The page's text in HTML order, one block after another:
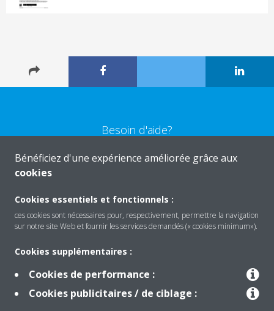
Besoin d'aide?
CONTACTEZ-NOUS
Solutions
Bénéficiez d'une expérience améliorée grâce aux
cookies
Cookies essentiels et fonctionnels :
ces cookies sont nécessaires pour, respectivement, permettre la navigation
sur notre site Web et fournir les services demandés (« cookies minimum»).
Cookies supplémentaires :
Cookies de performance :
Cookies publicitaires / de ciblage :